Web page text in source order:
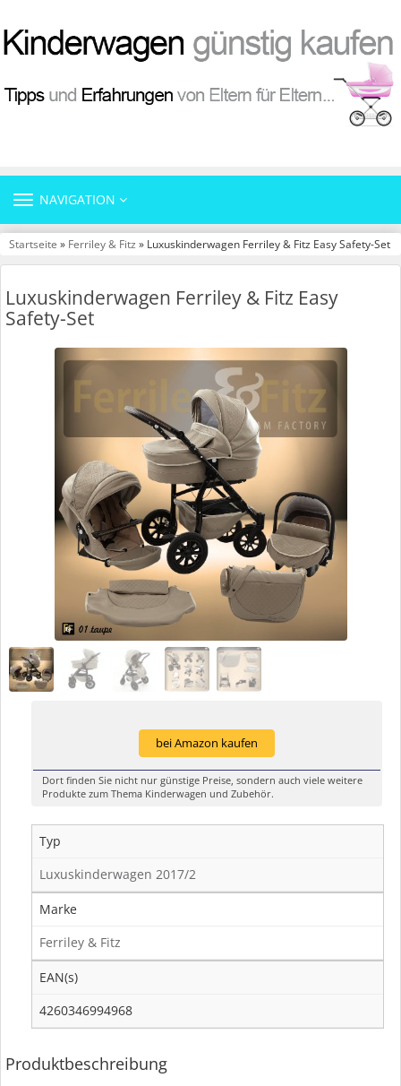
TOGGLE
NAVIGATION
Startseite » Ferriley & Fitz » Luxuskinderwagen Ferriley & Fitz Easy Safety-Set
Luxuskinderwagen Ferriley & Fitz Easy
Safety-Set
bei Amazon kaufen
Dort finden Sie nicht nur günstige Preise, sondern auch viele weitere
Produkte zum Thema Kinderwagen und Zubehör.
Typ
Luxuskinderwagen 2017/2
Marke
Ferriley & Fitz
EAN(s)
4260346994968
Produktbeschreibung